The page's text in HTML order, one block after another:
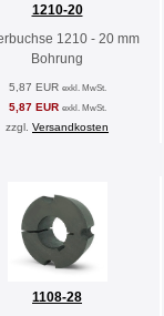
1210-20
1210 - 20 mm
Bohrung
5,87 EUR exkl. MwSt.
5,87 EUR exkl. MwSt.
zzgl. Versandkosten
1108-28